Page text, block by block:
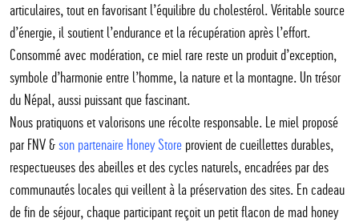
articulaires, tout en favorisant l’équilibre du cholestérol. Véritable source
d’énergie, il soutient l’endurance et la récupération après l’effort.
Consommé avec modération, ce miel rare reste un produit d’exception,
symbole d’harmonie entre l’homme, la nature et la montagne. Un trésor
du Népal, aussi puissant que fascinant.
Nous pratiquons et valorisons une récolte responsable. Le miel proposé
par FNV &son partenaire Honey Store provient de cueillettes durables,
respectueuses des abeilles et des cycles naturels, encadrées par des
communautés locales qui veillent à la préservation des sites. En cadeau
de fin de séjour, chaque participant reçoit un petit flacon de mad honey